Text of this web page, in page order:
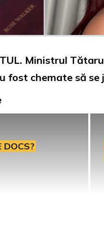
Ministrul
fost chemate să
DOCS?